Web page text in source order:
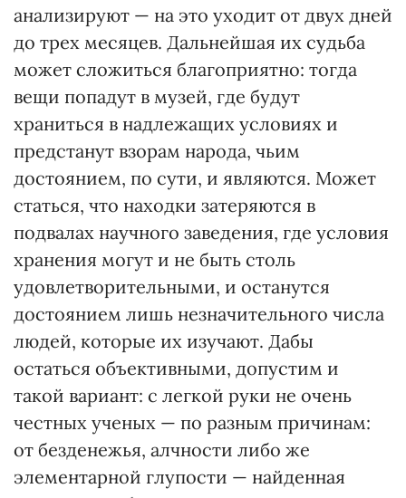
анализируют — на это уходит от двух дней
до трех месяцев. Дальнейшая их судьба
может сложиться благоприятно: тогда
вещи попадут в музей, где будут
храниться в надлежащих условиях и
предстанут взорам народа, чьим
достоянием, по сути, и являются. Может
статься, что находки затеряются в
подвалах научного заведения, где условия
хранения могут и не быть столь
удовлетворительными, и останутся
достоянием лишь незначительного числа
людей, которые их изучают. Дабы
остаться объективными, допустим и
такой вариант: с легкой руки не очень
честных ученых — по разным причинам:
от безденежья, алчности либо же
элементарной глупости — найденная